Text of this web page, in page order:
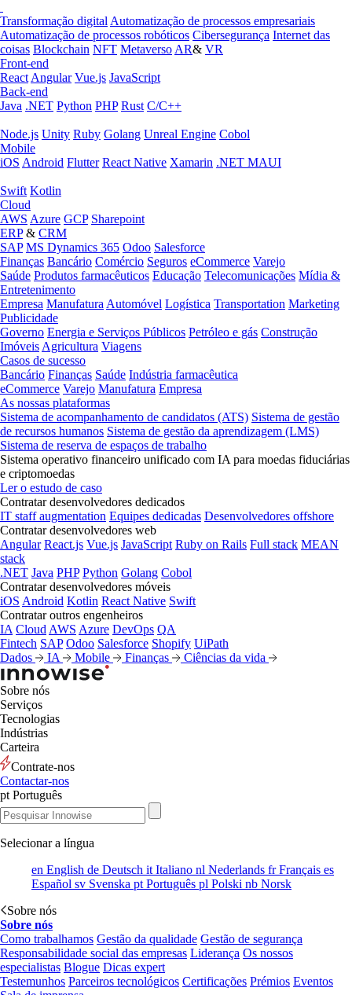
Transformação digital Automatização de processos empresariais
Automatização de processos robóticos Cibersegurança Internet das
coisas Blockchain NFT Metaverso AR& VR
Front-end
React Angular Vue.js JavaScript
Back-end
Java .NET Python PHP Rust C/C++
Node.js Unity Ruby Golang Unreal Engine Cobol
Mobile
iOS Android Flutter React Native Xamarin .NET MAUI
Swift Kotlin
Cloud
AWS Azure GCP Sharepoint
ERP& CRM
SAP MS Dynamics 365 Odoo Salesforce
Finanças Bancário Comércio Seguros eCommerce Varejo
Saúde Produtos farmacêuticos Educação Telecomunicações Mídia &
Entretenimento
Empresa Manufatura Automóvel Logística Transportation Marketing
Publicidade
Governo Energia e Serviços Públicos Petróleo e gás Construção
Imóveis Agricultura Viagens
Casos de sucesso
Bancário Finanças Saúde Indústria farmacêutica
eCommerce Varejo Manufatura Empresa
As nossas plataformas
Sistema de acompanhamento de candidatos (ATS) Sistema de gestão
de recursos humanos Sistema de gestão da aprendizagem (LMS)
Sistema de reserva de espaços de trabalho
Sistema operativo financeiro unificado com IA para moedas fiduciárias
e criptomoedas
Ler o estudo de caso
Contratar desenvolvedores dedicados
IT staff augmentation Equipes dedicadas Desenvolvedores offshore
Contratar desenvolvedores web
Angular React.js Vue.js JavaScript Ruby on Rails Full stack MEAN
stack
.NET Java PHP Python Golang Cobol
Contratar desenvolvedores móveis
iOS Android Kotlin React Native Swift
Contratar outros engenheiros
IA Cloud AWS Azure DevOps QA
Fintech SAP Odoo Salesforce Shopify UiPath
Dados
IA Mobile Finanças Ciências da vida
Sobre nós
Serviços
Tecnologias
Indústrias
Carteira
Contrate-nos
Contactar-nos
pt Português
Selecionar a língua
en English de Deutsch it Italiano nl Nederlands frFrançais es
Español sv Svenska pt Português pl Polski nb Norsk
Sobre nós
Sobre nós
Como trabalhamos Gestão da qualidade Gestão de segurança
Responsabilidade social das empresas Liderança Os nossos
especialistas Blogue Dicas expert
Testemunhos Parceiros tecnológicos Certificações Prémios Eventos